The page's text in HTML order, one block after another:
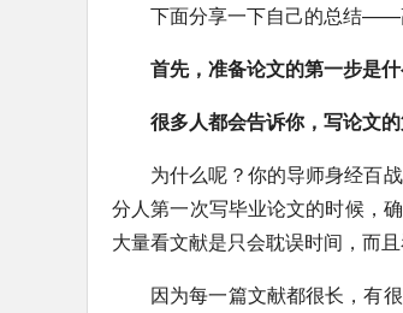
下面分享一下自己的总结——
首先，准备论文的第一步是
很多人都会告诉你，写论文
为什么呢？你的导师身经百
分人第一次写毕业论文的时候，
大量看文献是只会耽误时间，而且
因为每一篇文献都很长，有